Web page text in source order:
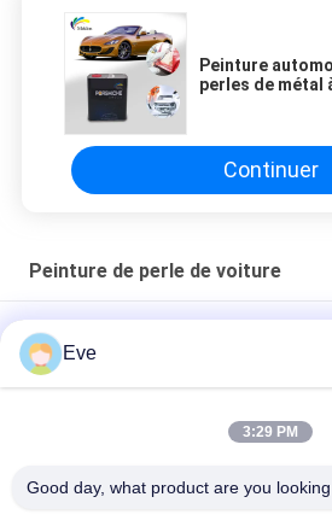
Peinture
perles de métal
Continuer
Peinture de perle de voiture
Peinture à perles de voiture anti-moisi
Peinture automobile nacrée rouge
Apprêt 1K pour Carrosserie
Eve
3:29 PM
Good day, what product are you